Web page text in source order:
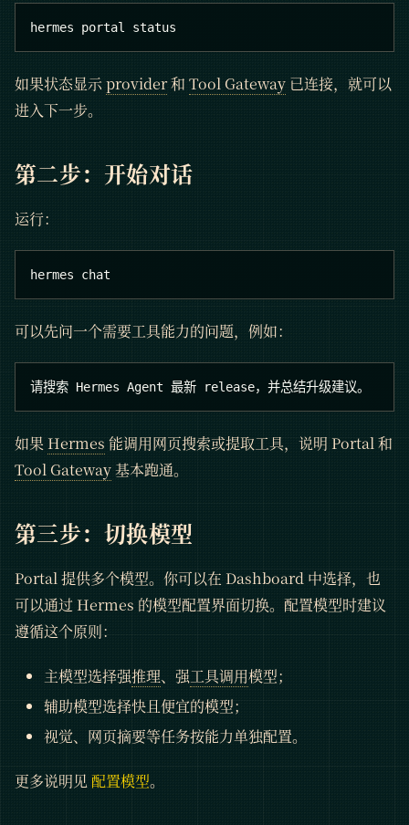
hermes portal status
如果状态显示provider和 Tool Gateway 已连接，就可以
进入下一步。
第二步：开始对话
运行：
hermes chat
可以先问一个需要工具能力的问题，例如：
请搜索 Hermes Agent 最新 release，并总结升级建议。
如果 Hermes 能调用网页搜索或提取工具，说明 Portal 和
Tool Gateway基本跑通。
第三步：切换模型
Portal 提供多个模型。你可以在 Dashboard 中选择，也
可以通过 Hermes 的模型配置界面切换。配置模型时建议
遵循这个原则：
主模型选择强推理、强工具调用模型；
辅助模型选择快且便宜的模型；
视觉、网页摘要等任务按能力单独配置。
更多说明见 配置模型。